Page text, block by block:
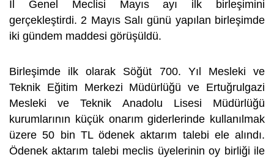
İl Genel Meclisi Mayıs ayı ilk birleşimini
gerçekleştirdi. 2 Mayıs Salı günü yapılan birleşimde
iki gündem maddesi görüşüldü.
Birleşimde ilk olarak Söğüt 700. Yıl Mesleki ve
Teknik Eğitim Merkezi Müdürlüğü ve Ertuğrulgazi
Mesleki ve Teknik Anadolu Lisesi Müdürlüğü
kurumlarının küçük onarım giderlerinde kullanılmak
üzere 50 bin TL ödenek aktarım talebi ele alındı.
Ödenek aktarım talebi meclis üyelerinin oy birliği ile